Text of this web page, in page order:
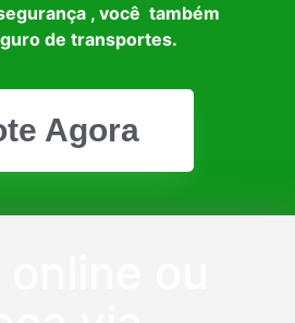
, você também
de transportes.
Agora